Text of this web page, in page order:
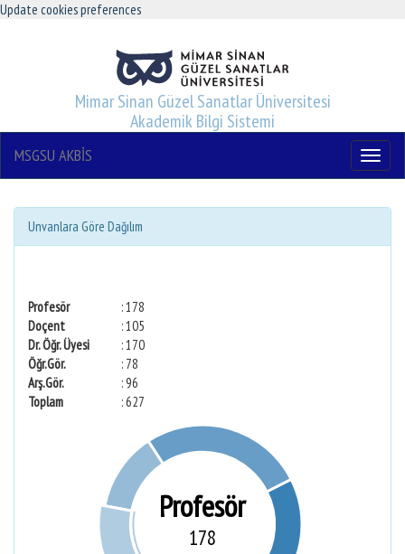
Update cookies preferences
Mimar Sinan Güzel Sanatlar Üniversitesi
Akademik Bilgi Sistemi
Menu
MSGSU AKBİS
Unvanlara Göre Dağılım
Profesör
: 178
Doçent
: 105
Dr. Öğr. Üyesi
: 170
Öğr.Gör.
: 78
Arş.Gör.
: 96
Toplam
: 627
Profesör
178